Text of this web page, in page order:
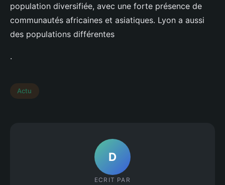
population diversifiée, avec une forte présence de
communautés africaines et asiatiques. Lyon a aussi
des populations différentes
.
Actu
D
ECRIT PAR